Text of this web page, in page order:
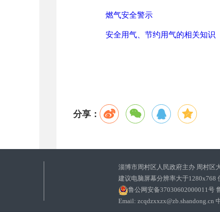
燃气安全警示
安全用气、节约用气的相关知识
分享：
淄博市周村区人民政府主办 周村区
建议电脑屏幕分辨率大于1280x768
鲁公网安备37030602000011号
Email: zcqdzxxzx@zb.shandong.cn